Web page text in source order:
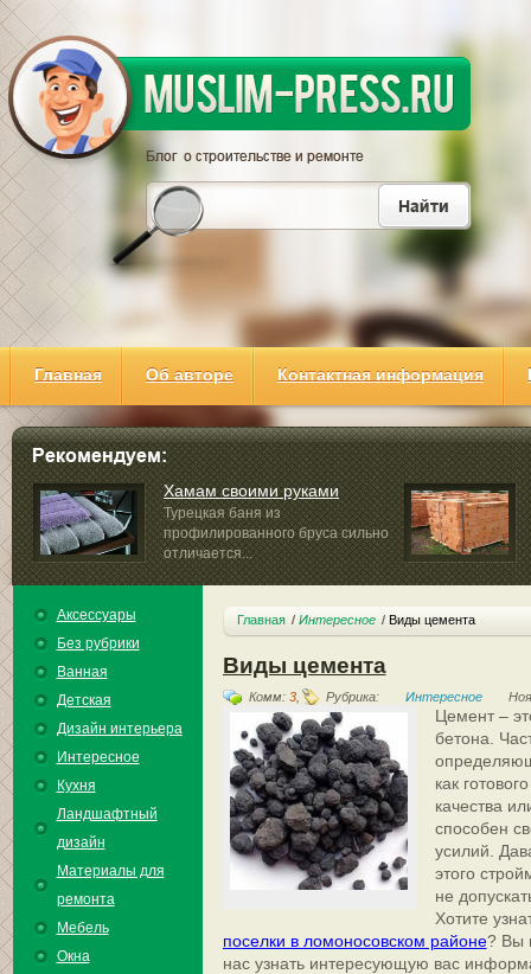
Главная Об авторе Контактная информация
Хамам своими руками
Турецкая баня из
профилированного бруса сильно
отличается...
Аксессуары
Без рубрики
Ванная
Детская
Дизайн интерьера
Интересное
Кухня
Ландшафтный
дизайн
Материалы для
ремонта
Мебель
Окна
Главная Интересное Виды цемента
Виды цемента
Комм: 3, Рубрика: Интересное
Цемент –
бетона.
как
качества
способен
усилий.
этого
не
Хотите
поселки в ломоносовском районе? Вы
нас узнать интересующую вас